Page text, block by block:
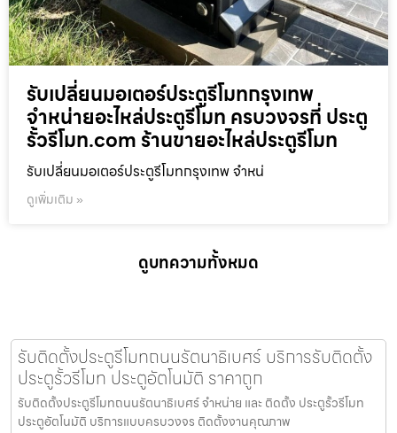
รับเปลี่ยนมอเตอร์ประตูรีโมทกรุงเทพ
จำหน่ายอะไหล่ประตูรีโมท ครบวงจรที่ ประตู
รั้วรีโมท.com ร้านขายอะไหล่ประตูรีโมท
รับเปลี่ยนมอเตอร์ประตูรีโมทกรุงเทพ จำหน่
ดูเพิ่มเติม »
ดูบทความทั้งหมด
รับติดตั้งประตูรีโมทถนนรัตนาธิเบศร์ บริการรับติดตั้ง
ประตูรั้วรีโมท ประตูอัตโนมัติ ราคาถูก
รับติดตั้งประตูรีโมทถนนรัตนาธิเบศร์ จำหน่าย และ ติดตั้ง ประตูรั้วรีโมท
ประตูอัตโนมัติ บริการแบบครบวงจร ติดตั้งงานคุณภาพ